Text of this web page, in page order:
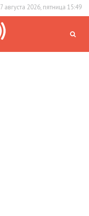
7 августа 2026, пятница 15:49